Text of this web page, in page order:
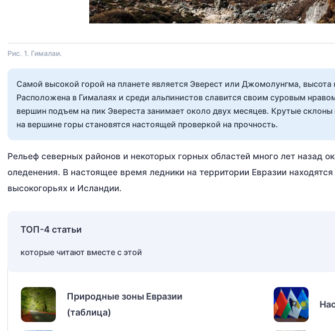
Рис. 1. Гималаи.
Самой высокой горой на планете является Эверест или Джомолунгма, высота
Расположена в Гималаях и среди альпинистов славится своим суровым
вершин подъем на пик Эвереста занимает около двух месяцев. Крутые
на вершине горы становятся настоящей проверкой на прочность.
Рельеф северных районов и некоторых горных областей много лет назад
оледенения. В настоящее время ледники на территории Евразии
высокогорьях и Исландии.
ТОП-4 статьи
которые читают вместе с этой
Природные зоны Евразии
(таблица)